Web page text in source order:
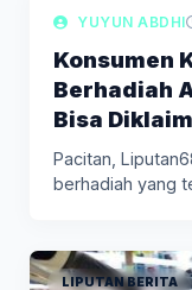
LIPUTAN BERITA
YUYUN ABDHI
Konsumen
Berhadiah
Bisa
Pacitan,
berhadiah yang
LIPUTAN BERITA